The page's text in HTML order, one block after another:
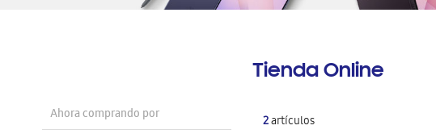
Tienda Online
2artículos
Ahora comprando por